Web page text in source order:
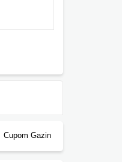
Cupom Gazin